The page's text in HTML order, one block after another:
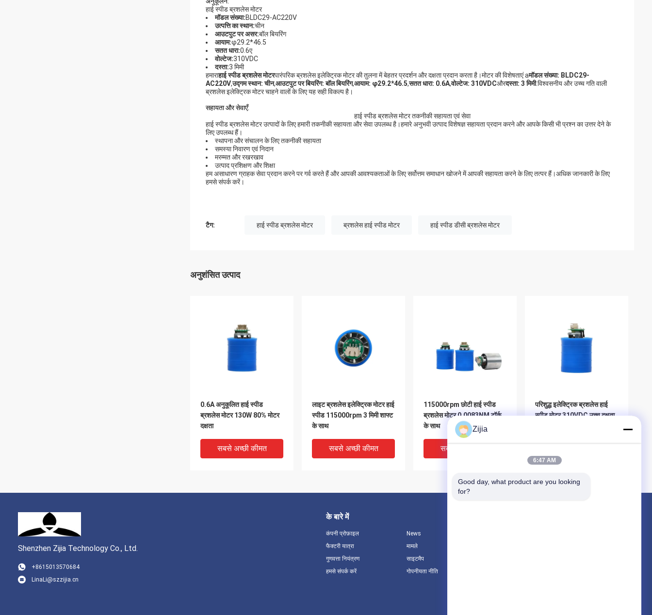
हाई स्पीड ब्रशलेस मोटर
मॉडल संख्या:BLDC29-AC220V
उत्पत्ति का स्थान:चीन
आउटपुट पर असर:बॉल बियरिंग
आयाम:φ29.2*46.5
सतत धारा:0.6ए
वोल्टेज:310VDC
दस्ता:3 मिमी
हमाराहाई स्पीड ब्रशलेस मोटरपारंपरिक ब्रशलेस इलेक्ट्रिक मोटर की तुलना में बेहतर प्रदर्शन और दक्षता प्रदान करता है।मोटर की विशेषताएं aमॉडल संख्या: BLDC29-
AC220V,उद्गम स्थान: चीन,आउटपुट पर बियरिंग: बॉल बियरिंग,आयाम: φ29.2*46.5,सतत धारा: 0.6A,वोल्टेज: 310VDCऔरदस्ता: 3 मिमी.विश्वसनीय और उच्च गति वाली
ब्रशलेस इलेक्ट्रिक मोटर चाहने वालों के लिए यह सही विकल्प है।
सहायता और सेवाएँ:
हाई स्पीड ब्रशलेस मोटर तकनीकी सहायता एवं सेवा
हाई स्पीड ब्रशलेस मोटर उत्पादों के लिए हमारी तकनीकी सहायता और सेवा उपलब्ध है।हमारे अनुभवी उत्पाद विशेषज्ञ सहायता प्रदान करने और आपके किसी भी प्रश्न का उत्तर देने के
लिए उपलब्ध हैं।
स्थापना और संचालन के लिए तकनीकी सहायता
समस्या निवारण एवं निदान
मरम्मत और रखरखाव
उत्पाद प्रशिक्षण और शिक्षा
हम असाधारण ग्राहक सेवा प्रदान करने पर गर्व करते हैं और आपकी आवश्यकताओं के लिए सर्वोत्तम समाधान खोजने में आपकी सहायता करने के लिए तत्पर हैं।अधिक जानकारी के लिए
हमसे संपर्क करें।
टैग: हाई स्पीड ब्रशलेस मोटर ब्रशलेस हाई स्पीड मोटर हाई स्पीड डीसी ब्रशलेस मोटर
अनुशंसित उत्पाद
0.6A अनुकूलित हाई स्पीड
ब्रशलेस मोटर 130W 80% मोटर
दक्षता
सबसे अच्छी कीमत
लाइट ब्रशलेस इलेक्ट्रिक मोटर हाई
स्पीड 115000rpm 3 मिमी शाफ्ट
के साथ
सबसे अच्छी कीमत
115000rpm छोटी हाई स्पीड
ब्रशलेस मोटर 0.0083NM टॉर्क
के साथ
सबसे अच्छी कीमत
परिशुद्ध इलेक्ट्रिक ब्रशलेस हाई
स्पीड मोटर 310VDC उच्च दक्षता
Shenzhen Zijia Technology Co., Ltd.
+8615013570684
LinaLi@szzijia.cn
के बारे में
कंपनी प्रोफ़ाइल
फैक्टरी यात्रा
गुणवत्ता नियंत्रण
हमसे संपर्क करें
News
मामले
साइटमैप
गोपनीयता नीति
Zijia
6:47 AM
Good day, what product are you looking
for?